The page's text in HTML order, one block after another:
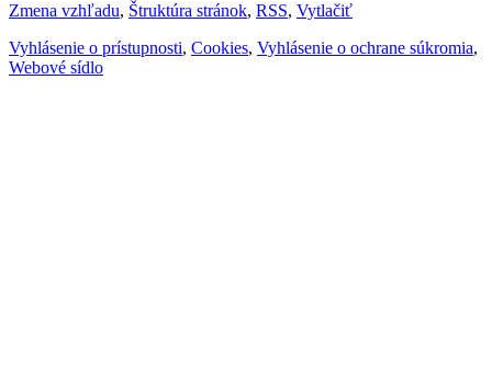
Zmena vzhľadu, Štruktúra stránok, RSS, Vytlačiť
Vyhlásenie o prístupnosti, Cookies, Vyhlásenie o ochrane súkromia,
Webové sídlo